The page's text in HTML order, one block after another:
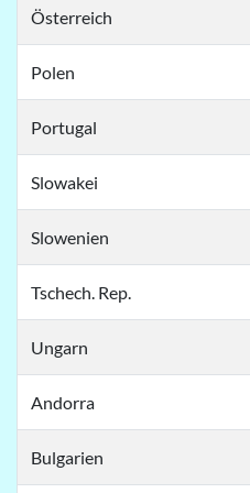
Österreich
Polen
Portugal
Slowakei
Slowenien
Tschech. Rep.
Ungarn
Andorra
Bulgarien